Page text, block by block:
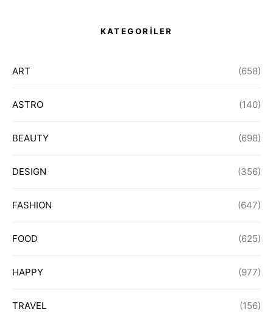
KATEGORİLER
ART (658)
ASTRO (140)
BEAUTY (698)
DESIGN (356)
FASHION (647)
FOOD (625)
HAPPY (977)
TRAVEL (156)